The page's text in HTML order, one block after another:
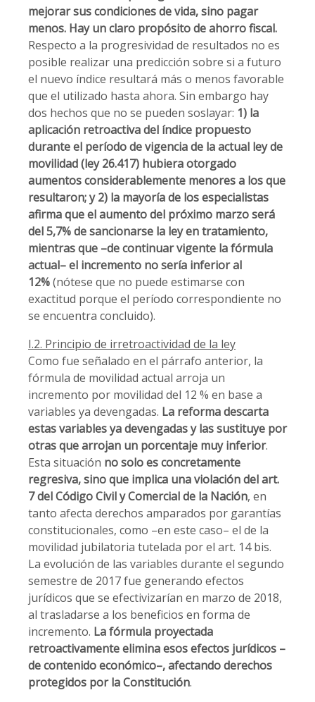
mejorar sus condiciones de vida, sino pagar
menos. Hay un claro propósito de ahorro fiscal.
Respecto a la progresividad de resultados no es
posible realizar una predicción sobre si a futuro
el nuevo índice resultará más o menos favorable
que el utilizado hasta ahora. Sin embargo hay
dos hechos que no se pueden soslayar: 1) la
aplicación retroactiva del índice propuesto
durante el período de vigencia de la actual ley de
movilidad (ley 26.417) hubiera otorgado
aumentos considerablemente menores a los que
resultaron; y 2) la mayoría de los especialistas
afirma que el aumento del próximo marzo será
del 5,7% de sancionarse la ley en tratamiento,
mientras que –de continuar vigente la fórmula
actual– el incremento no sería inferior al
12%(nótese que no puede estimarse con
exactitud porque el período correspondiente no
se encuentra concluido).
I.2. Principio de irretroactividad de la ley
Como fue señalado en el párrafo anterior, la
fórmula de movilidad actual arroja un
incremento por movilidad del 12 % en base a
variables ya devengadas. La reforma descarta
estas variables ya devengadas y las sustituye por
otras que arrojan un porcentaje muy inferior.
Esta situación no solo es concretamente
regresiva, sino que implica una violación del art.
7 del Código Civil y Comercial de la Nación, en
tanto afecta derechos amparados por garantías
constitucionales, como –en este caso– el de la
movilidad jubilatoria tutelada por el art. 14 bis.
La evolución de las variables durante el segundo
semestre de 2017 fue generando efectos
jurídicos que se efectivizarían en marzo de 2018,
al trasladarse a los beneficios en forma de
incremento. La fórmula proyectada
retroactivamente elimina esos efectos jurídicos –
de contenido económico–, afectando derechos
protegidos por la Constitución.